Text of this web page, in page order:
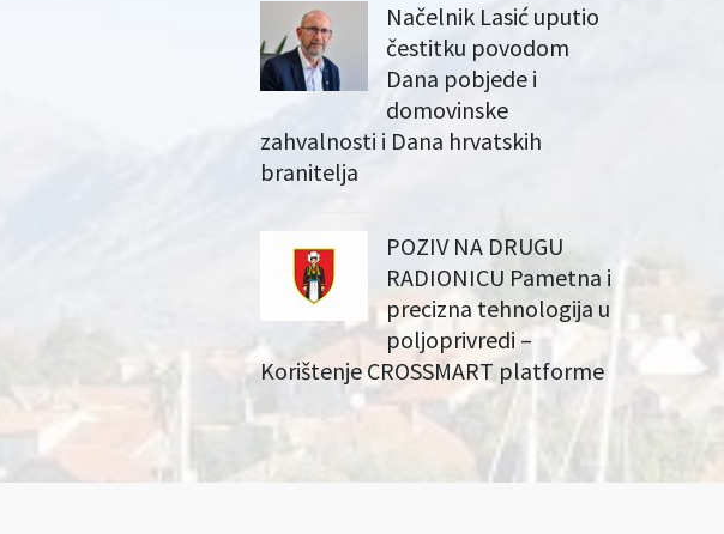
Načelnik Lasić uputio
čestitku povodom
Dana pobjede i
domovinske
zahvalnosti i Dana hrvatskih
branitelja
POZIV NA DRUGU
RADIONICU Pametna i
precizna tehnologija u
poljoprivredi –
Korištenje CROSSMART platforme